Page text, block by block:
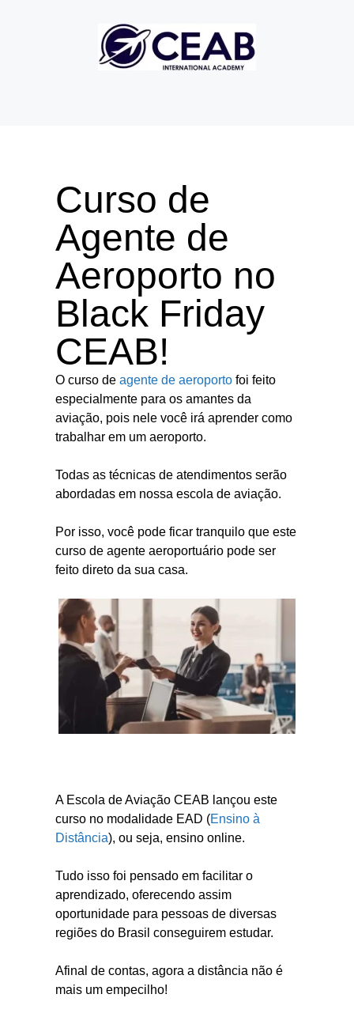
Curso de
Agente de
Aeroporto no
Black Friday
CEAB!
O curso de agente de aeroporto foi feito
especialmente para os amantes da
aviação, pois nele você irá aprender como
trabalhar em um aeroporto.
Todas as técnicas de atendimentos serão
abordadas em nossa escola de aviação.
Por isso, você pode ficar tranquilo que este
curso de agente aeroportuário pode ser
feito direto da sua casa.
A Escola de Aviação CEAB lançou este
curso no modalidade EAD (Ensino à
Distância), ou seja, ensino online.
Tudo isso foi pensado em facilitar o
aprendizado, oferecendo assim
oportunidade para pessoas de diversas
regiões do Brasil conseguirem estudar.
Afinal de contas, agora a distância não é
mais um empecilho!